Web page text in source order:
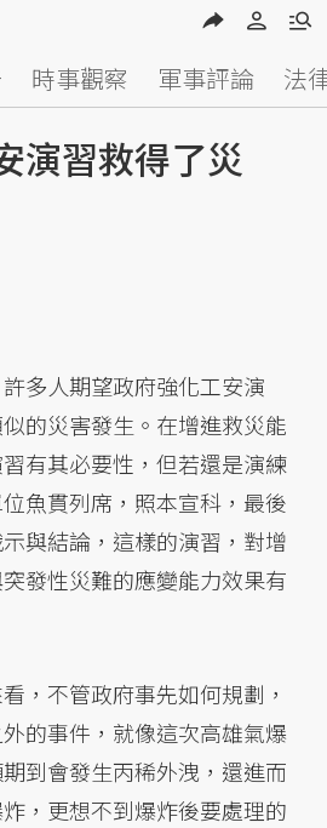
時事觀察 軍事評論 法
演習救得了災
多人期望政府強化工安演
的災害發生。在增進救災能
有其必要性，但若還是演練
魚貫列席，照本宣科，最後
與結論，這樣的演習，對增
發性災難的應變能力效果有
，不管政府事先如何規劃，
的事件，就像這次高雄氣爆
到會發生丙稀外洩，還進而
，更想不到爆炸後要處理的